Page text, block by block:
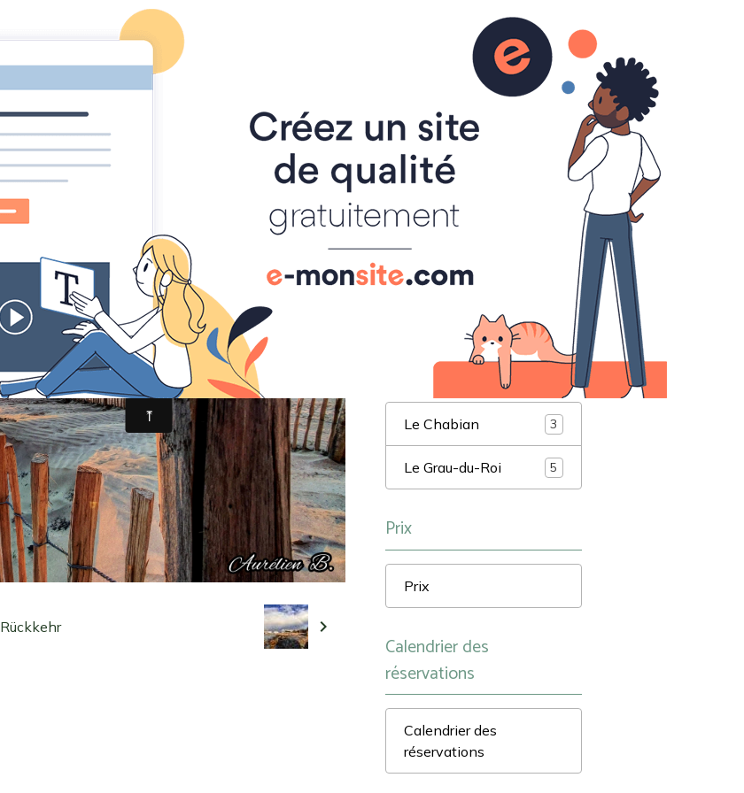
n 2
n 2
Rückkehr
Le Grau-du-Roi
33
Min: 33 °C | Max: 33 °C |
Wind: 11 kmh 299°
Ferienhaus
Vermietung
Le Chabian 3
Le Grau-du-Roi 5
Prix
Prix
Calendrier des
réservations
Calendrier des
réservations